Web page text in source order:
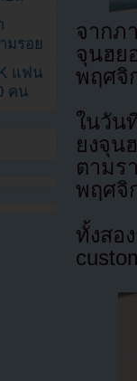
จากภ
จุนฮ
พฤศจิ
ในวัน
ยงจุน
ตามร
พฤศจิ
ทั้งสอ
มรอย
แฟน
คน